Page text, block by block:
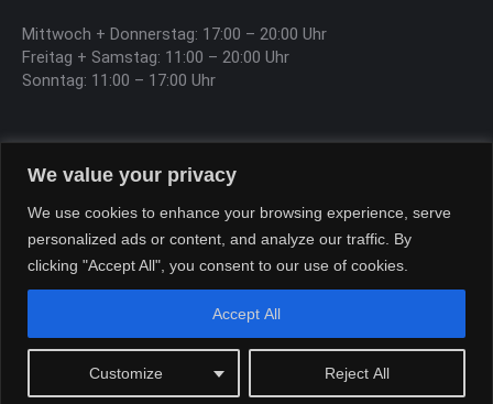
We value your privacy
We use cookies to enhance your browsing experience, serve
personalized ads or content, and analyze our traffic. By
clicking "Accept All", you consent to our use of cookies.
Customize Reject All
Accept All
Mittwoch + Donnerstag: 17:00 – 20:00 Uhr
Freitag + Samstag: 11:00 – 20:00 Uhr
Sonntag: 11:00 – 17:00 Uhr
Sternhaus-Harz © Copyright 2026
Bottom